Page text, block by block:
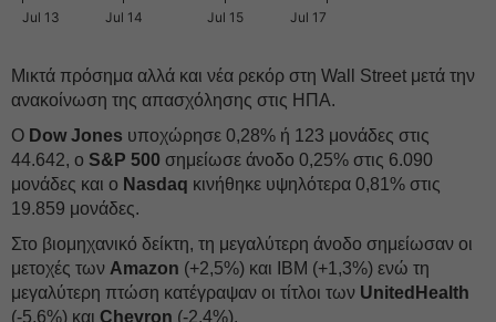
Jul 13 Jul 14 Jul 15 Jul 17
Μικτά πρόσημα αλλά και νέα ρεκόρ στη Wall Street μετά την
ανακοίνωση της απασχόλησης στις ΗΠΑ.
Ο Dow Jones υποχώρησε 0,28% ή 123 μονάδες στις
44.642, ο S&P 500 σημείωσε άνοδο 0,25% στις 6.090
μονάδες και o Nasdaq κινήθηκε υψηλότερα 0,81% στις
19.859 μονάδες.
Στο βιομηχανικό δείκτη, τη μεγαλύτερη άνοδο σημείωσαν οι
μετοχές των Amazon (+2,5%) και IBM (+1,3%) ενώ τη
μεγαλύτερη πτώση κατέγραψαν οι τίτλοι των UnitedHealth
(-5,6%) και Chevron (-2,4%).